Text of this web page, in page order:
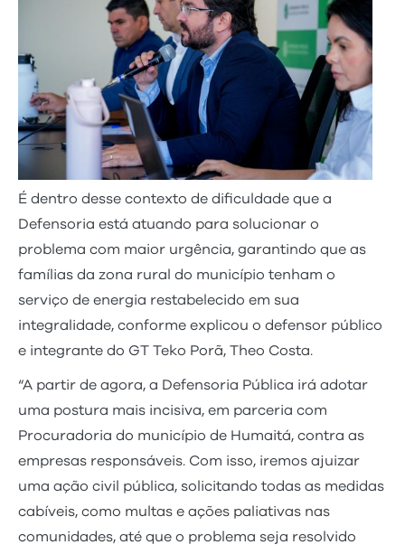
É dentro desse contexto de dificuldade que a
Defensoria está atuando para solucionar o
problema com maior urgência, garantindo que as
famílias da zona rural do município tenham o
serviço de energia restabelecido em sua
integralidade, conforme explicou o defensor público
e integrante do GT Teko Porã, Theo Costa.
“A partir de agora, a Defensoria Pública irá adotar
uma postura mais incisiva, em parceria com
Procuradoria do município de Humaitá, contra as
empresas responsáveis. Com isso, iremos ajuizar
uma ação civil pública, solicitando todas as medidas
cabíveis, como multas e ações paliativas nas
comunidades, até que o problema seja resolvido